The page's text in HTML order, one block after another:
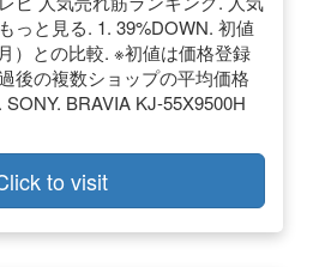
っと見る. 1. 39%DOWN. 初値
）との比較. ※初値は価格登録
後の複数ショップの平均価格
BRAVIA KJ-55X9500H
to visit